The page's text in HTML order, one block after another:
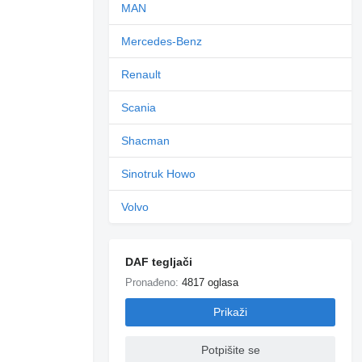
MAN
Mercedes-Benz
Renault
Scania
Shacman
Sinotruk Howo
Volvo
DAF tegljači
Pronađeno:4817 oglasa
Prikaži
Potpišite se